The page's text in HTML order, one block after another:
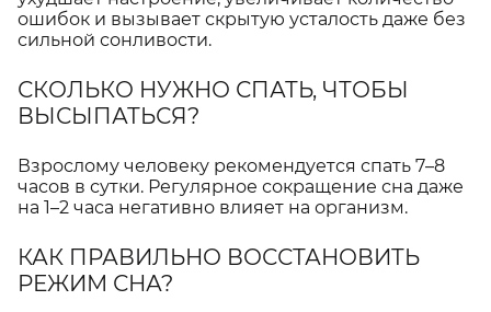
ошибок и вызывает скрытую усталость даже без
сильной сонливости.
СКОЛЬКО НУЖНО СПАТЬ, ЧТОБЫ
ВЫСЫПАТЬСЯ?
Взрослому человеку рекомендуется спать 7–8
часов в сутки. Регулярное сокращение сна даже
на 1–2 часа негативно влияет на организм.
КАК ПРАВИЛЬНО ВОССТАНОВИТЬ
РЕЖИМ СНА?